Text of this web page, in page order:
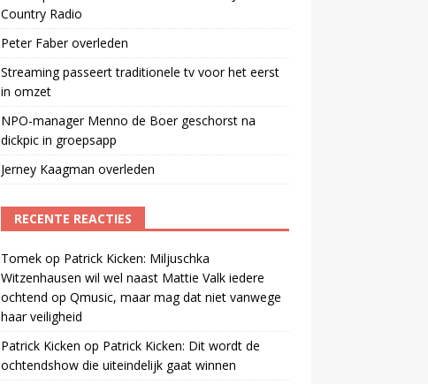
Country Radio
Peter Faber overleden
Streaming passeert traditionele tv voor het eerst
in omzet
NPO-manager Menno de Boer geschorst na
dickpic in groepsapp
Jerney Kaagman overleden
RECENTE REACTIES
Tomekop Patrick Kicken: Miljuschka
Witzenhausen wil wel naast Mattie Valk iedere
ochtend op Qmusic, maar mag dat niet vanwege
haar veiligheid
Patrick Kicken op Patrick Kicken: Dit wordt de
ochtendshow die uiteindelijk gaat winnen